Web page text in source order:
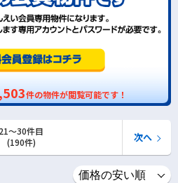
件の物件が閲覧可能です！
21〜30件目
(190件)
次へ